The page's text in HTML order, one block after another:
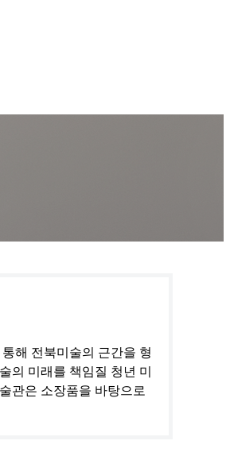
해 전북미술의 근간을 형
의 미래를 책임질 청년 미
관은 소장품을 바탕으로